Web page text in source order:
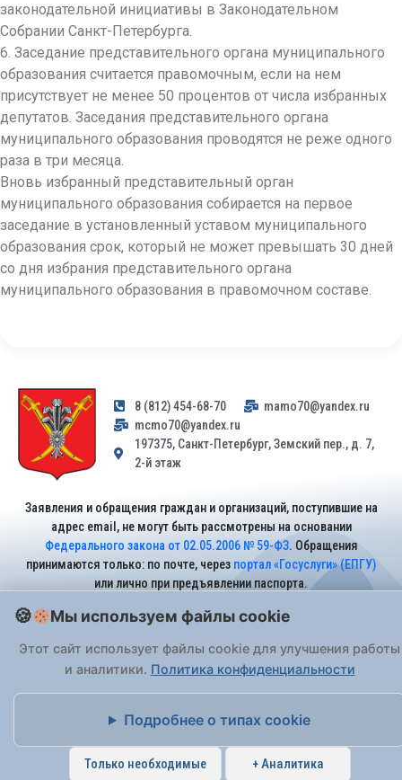
законодательной инициативы в Законодательном
Собрании Санкт-Петербурга.
6. Заседание представительного органа муниципального
образования считается правомочным, если на нем
присутствует не менее 50 процентов от числа избранных
депутатов. Заседания представительного органа
муниципального образования проводятся не реже одного
раза в три месяца.
Вновь избранный представительный орган
муниципального образования собирается на первое
заседание в установленный уставом муниципального
образования срок, который не может превышать 30 дней
со дня избрания представительного органа
муниципального образования в правомочном составе.
8 (812) 454-68-70
mamo70@yandex.ru
mcmo70@yandex.ru
197375, Санкт-Петербург, Земский пер., д. 7,
2-й этаж
Заявления и обращения граждан и организаций, поступившие на
адрес email, не могут быть рассмотрены на основании
Федерального закона от 02.05.2006 № 59-ФЗ. Обращения
принимаются только: по почте, через портал «Госуслуги» (ЕПГУ)
или лично при предъявлении паспорта.
Мы используем файлы cookie
Этот сайт использует файлы cookie для улучшения работы
и аналитики. Политика конфиденциальности
Подробнее о типах cookie
Только необходимые + Аналитика